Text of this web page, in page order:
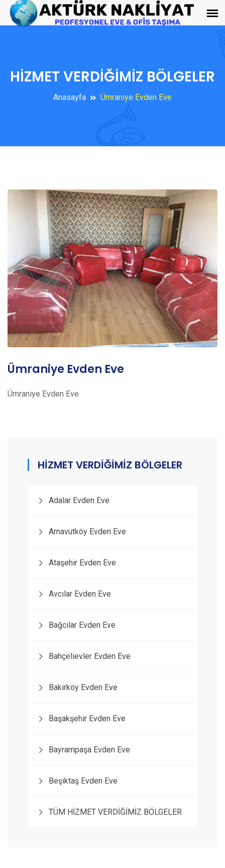
HİZMET VERDİĞİMİZ BÖLGELER
Anasayfa Ümraniye Evden Eve
Ümraniye Evden Eve
Ümraniye Evden Eve
HİZMET VERDİĞİMİZ BÖLGELER
Adalar Evden Eve
Arnavutköy Evden Eve
Ataşehir Evden Eve
Avcılar Evden Eve
Bağcılar Evden Eve
Bahçelievler Evden Eve
Bakırköy Evden Eve
Başakşehir Evden Eve
Bayrampaşa Evden Eve
Beşiktaş Evden Eve
TÜM HİZMET VERDİĞİMİZ BÖLGELER